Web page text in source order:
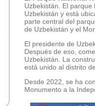
Uzbekistán. El
Uzbekistán y está
parte central del
de Uzbekistán y el
El presidente de
Después de eso,
Uzbekistán. La
está unido al distrito
Desde 2022, se ha
Monumento a la